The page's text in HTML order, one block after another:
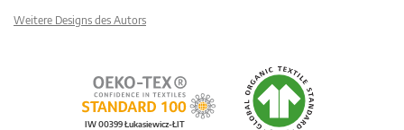
Weitere Designs des Autors
IW 00399 Łukasiewicz-ŁIT